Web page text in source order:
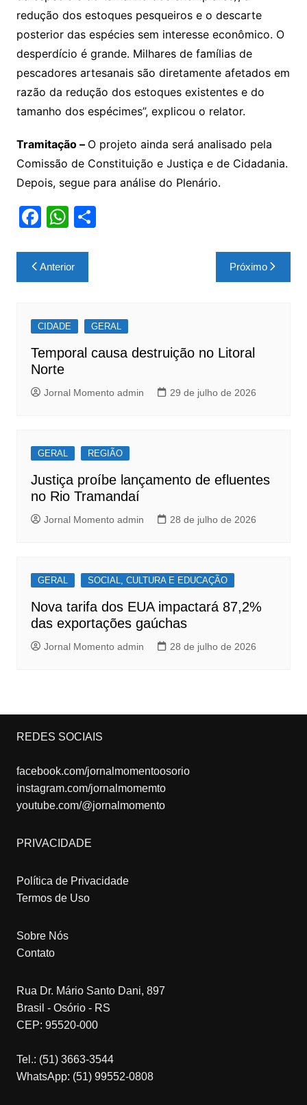
redução dos estoques pesqueiros e o descarte
posterior das espécies sem interesse econômico. O
desperdício é grande. Milhares de famílias de
pescadores artesanais são diretamente afetados em
razão da redução dos estoques existentes e do
tamanho dos espécimes”, explicou o relator.
Tramitação – O projeto ainda será analisado pela
Comissão de Constituição e Justiça e de Cidadania.
Depois, segue para análise do Plenário.
F
c
e
o
o
k
W
at
s
p
p
S
Navegação
de
Anterior Próximo
CIDADE GERAL
Temporal causa destruição no Litoral
Norte
Jornal Momento admin 29 de julho de 2026
GERAL REGIÃO
Justiça proíbe lançamento de efluentes
no Rio Tramandaí
Jornal Momento admin 28 de julho de 2026
GERAL SOCIAL, CULTURA E EDUCAÇÃO
Nova tarifa dos EUA impactará 87,2%
das exportações gaúchas
Jornal Momento admin 28 de julho de 2026
REDES SOCIAIS
facebook.com/jornalmomentoosorio
instagram.com/jornalmomemto
youtube.com/@jornalmomento
PRIVACIDADE
Política de Privacidade
Termos de Uso
Sobre Nós
Contato
Rua Dr. Mário Santo Dani, 897
Brasil - Osório - RS
CEP: 95520-000
Tel.: (51) 3663-3544
WhatsApp: (51) 99552-0808